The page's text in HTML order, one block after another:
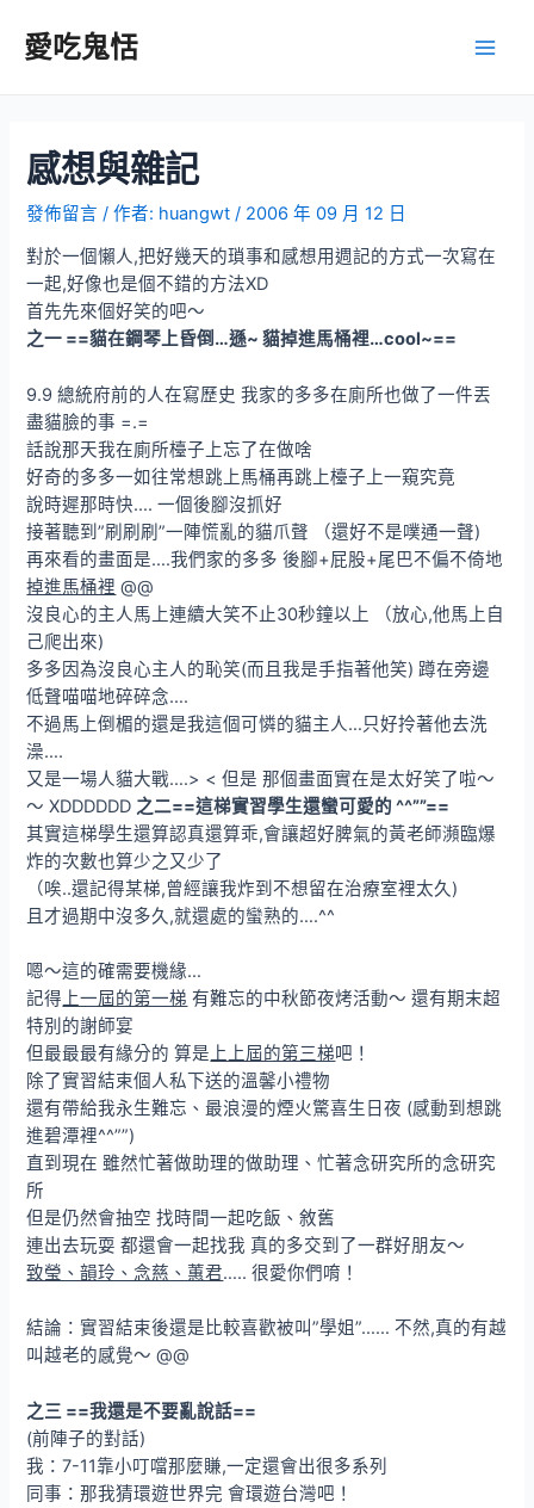
愛吃鬼恬
感想與雜記
發佈留言 / 作者: huangwt/ 2006 年 09 月 12 日
對於一個懶人,把好幾天的瑣事和感想用週記的方式一次寫在
一起,好像也是個不錯的方法XD
首先先來個好笑的吧～
之一 ==貓在鋼琴上昏倒…遜~ 貓掉進馬桶裡…cool~==
9.9 總統府前的人在寫歷史 我家的多多在廁所也做了一件丟
盡貓臉的事 =.=
話說那天我在廁所檯子上忘了在做啥
好奇的多多一如往常想跳上馬桶再跳上檯子上一窺究竟
說時遲那時快…. 一個後腳沒抓好
接著聽到”刷刷刷”一陣慌亂的貓爪聲 （還好不是噗通一聲)
再來看的畫面是….我們家的多多 後腳+屁股+尾巴不偏不倚地
掉進馬桶裡 @@
沒良心的主人馬上連續大笑不止30秒鐘以上 （放心,他馬上自
己爬出來)
多多因為沒良心主人的恥笑(而且我是手指著他笑) 蹲在旁邊
低聲喵喵地碎碎念….
不過馬上倒楣的還是我這個可憐的貓主人…只好拎著他去洗
澡….
又是一場人貓大戰….> < 但是 那個畫面實在是太好笑了啦～
～ XDDDDDD 之二==這梯實習學生還蠻可愛的 ^^””==
其實這梯學生還算認真還算乖,會讓超好脾氣的黃老師瀕臨爆
炸的次數也算少之又少了
（唉..還記得某梯,曾經讓我炸到不想留在治療室裡太久)
且才過期中沒多久,就還處的蠻熟的….^^
嗯～這的確需要機緣…
記得 上一屆的第一梯 有難忘的中秋節夜烤活動～ 還有期末超
特別的謝師宴
但最最最有緣分的 算是 上上屆的第三梯吧！
除了實習結束個人私下送的溫馨小禮物
還有帶給我永生難忘、最浪漫的煙火驚喜生日夜 (感動到想跳
進碧潭裡^^””)
直到現在 雖然忙著做助理的做助理、忙著念研究所的念研究
所
但是仍然會抽空 找時間一起吃飯、敘舊
連出去玩耍 都還會一起找我 真的多交到了一群好朋友～
致瑩、韻玲、念慈、蕙君….. 很愛你們唷！
結論：實習結束後還是比較喜歡被叫”學姐”…… 不然,真的有越
叫越老的感覺～ @@
之三 ==我還是不要亂說話==
(前陣子的對話)
我：7-11靠小叮噹那麼賺,一定還會出很多系列
同事：那我猜環遊世界完 會環遊台灣吧！